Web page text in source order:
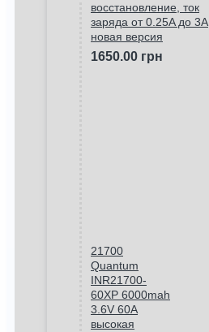
восстановление, ток
заряда от 0.25A до 3A,
новая версия
1650.00 грн
21700
Quantum
INR21700-
60XP 6000mah
3.6V 60A
высокая